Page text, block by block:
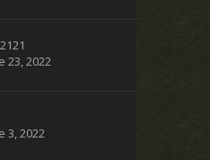
23, 2022
3, 2022